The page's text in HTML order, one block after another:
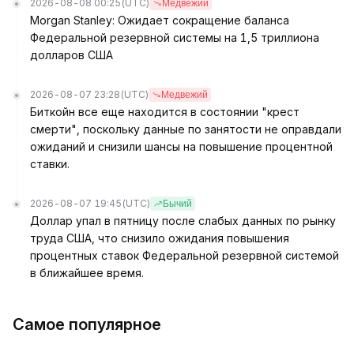
2026-08-08 00:25 (UTC) Медвежий
Morgan Stanley: Ожидает сокращение баланса
Федеральной резервной системы на 1,5 триллиона
долларов США
2026-08-07 23:28 (UTC) Медвежий
Биткойн все еще находится в состоянии "крест
смерти", поскольку данные по занятости не оправдали
ожиданий и снизили шансы на повышение процентной
ставки.
2026-08-07 19:45 (UTC) Бычий
Доллар упал в пятницу после слабых данных по рынку
труда США, что снизило ожидания повышения
процентных ставок Федеральной резервной системой
в ближайшее время.
Самое популярное